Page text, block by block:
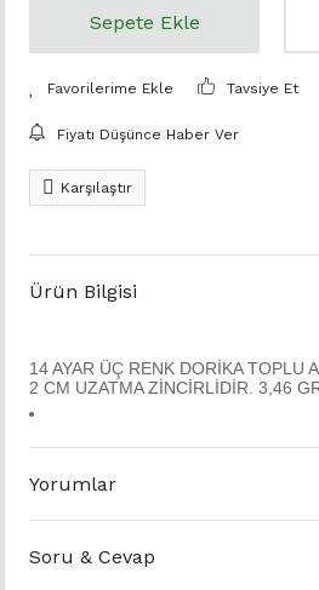
Sepete Ekle
Tavsiye Et
Fiyatı Düşünce Haber Ver
Karşılaştır
Ürün Bilgisi
14 AYAR ÜÇ RENK DORİKA TOPLU
2 CM UZATMA ZİNCİRLİDİR. 3,46
Yorumlar
Soru & Cevap